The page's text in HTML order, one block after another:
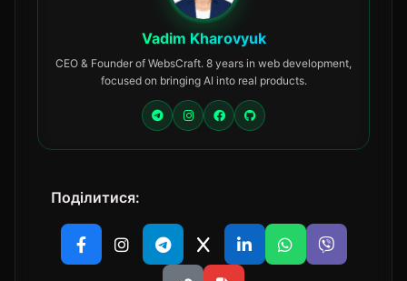
Vadim Kharovyuk
CEO & Founder of WebsCraft. 8 years in web development,
focused on bringing AI into real products.
Поділитися: